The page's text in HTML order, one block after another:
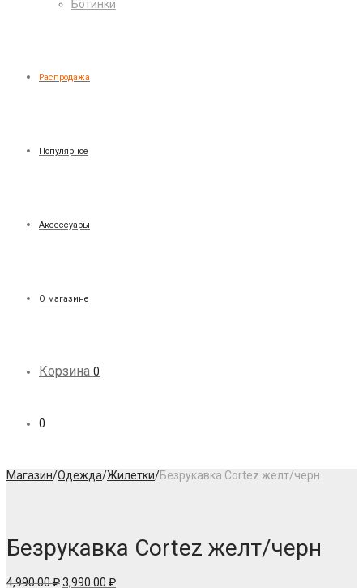
Ботинки
Распродажа
Популярное
Аксессуары
О магазине
Корзина 0
0
Магазин/Одежда/Жилетки/Безрукавка Cortez желт/черн
Безрукавка Cortez желт/черн
4,990.00₽Первоначальная
3,990.00 ₽Текущая